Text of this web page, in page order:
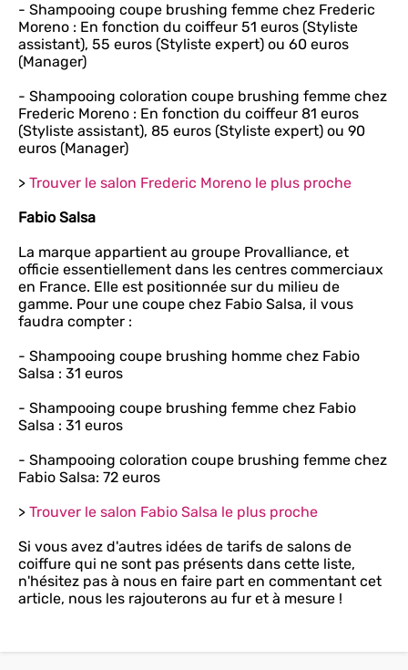
- Shampooing coupe brushing femme chez Frederic
Moreno : En fonction du coiffeur 51 euros (Styliste
assistant), 55 euros (Styliste expert) ou 60 euros
(Manager)
- Shampooing coloration coupe brushing femme chez
Frederic Moreno : En fonction du coiffeur 81 euros
(Styliste assistant), 85 euros (Styliste expert) ou 90
euros (Manager)
> Trouver le salon Frederic Moreno le plus proche
Fabio Salsa
La marque appartient au groupe Provalliance, et
officie essentiellement dans les centres commerciaux
en France. Elle est positionnée sur du milieu de
gamme. Pour une coupe chez Fabio Salsa, il vous
faudra compter :
- Shampooing coupe brushing homme chez Fabio
Salsa : 31 euros
- Shampooing coupe brushing femme chez Fabio
Salsa : 31 euros
- Shampooing coloration coupe brushing femme chez
Fabio Salsa: 72 euros
> Trouver le salon Fabio Salsa le plus proche
Si vous avez d'autres idées de tarifs de salons de
coiffure qui ne sont pas présents dans cette liste,
n'hésitez pas à nous en faire part en commentant cet
article, nous les rajouterons au fur et à mesure !